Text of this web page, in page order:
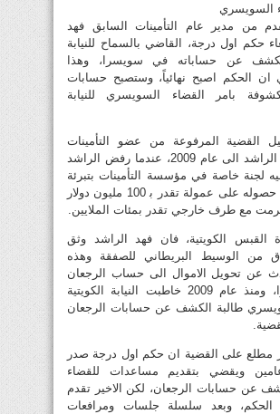
السويسري
من مدير عام التأمينات السابق فهد
حكم اول درجة، القاضي بالسماح للنيابة
عن حساباته في سويسرا، وهذا
ان الحكم اصبح نهائياً، وستصبح حسابات
بامر القضاء السويسري للنيابة
القضية المرفوعة من عضو التأمينات
السابق فهد الراشد الى عام 2009، عندما رفض الراشد
لجنة خاصة في مؤسسة التأمينات بتبرئة
الرجعان من حصوله على عمولة تقدر ب‍ 100 مليون دولار
مع طرف خارجي تقدر بمئات الملايين.
القبس الكويتية، فان فهد الراشد وثق
من الوسيط البريطاني للصفقة وهذه
عن تحويل الاموال الى حساب الرجعان
في سويسرا، ومنذ عام 2009 خاطبت النيابة الكويتية
طالبة الكشف عن حسابات الرجعان
مطلع على القضية ان حكم اول درجة صدر
ويقضي بتقديم مساعدات للقضاء
عن حسابات الرجعان، لكن الاخير تقدم
وبعد سلسلة جلسات ومرافعات